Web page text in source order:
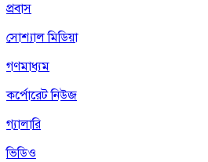
প্রবাস
সোশ্যাল মিডিয়া
গণমাধ্যম
কর্পোরেট নিউজ
গ্যালারি
ভিডিও